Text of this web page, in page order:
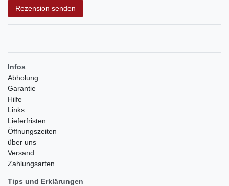
Rezension senden
Infos
Abholung
Garantie
Hilfe
Links
Lieferfristen
Öffnungszeiten
über uns
Versand
Zahlungsarten
Tips und Erklärungen